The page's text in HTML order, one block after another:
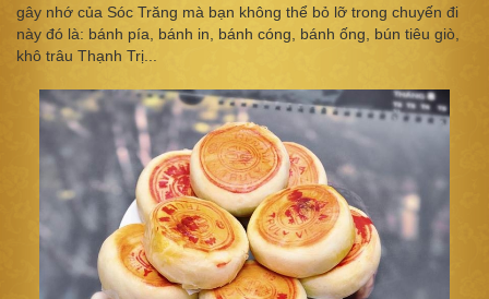
gây nhớ của Sóc Trăng mà bạn không thể bỏ lỡ trong chuyến đi
này đó là: bánh pía, bánh in, bánh cóng, bánh ống, bún tiêu giò,
khô trâu Thạnh Trị...